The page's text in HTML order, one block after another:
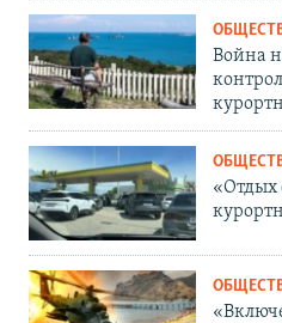
Война
«Отдых